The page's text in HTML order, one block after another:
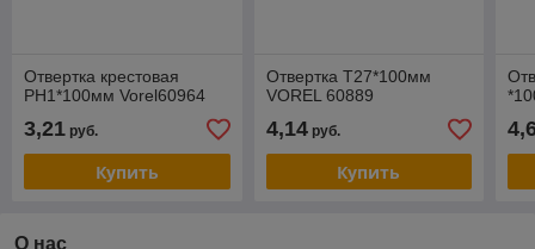
Отвертка крестовая
PН1*100мм Vorel60964
3,21 руб.
Купить
Отвертка Т27*100мм
VOREL 60889
4,14руб.
Купить
О нас